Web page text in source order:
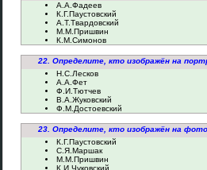
А.А.Фадеев
К.Г.Паустовский
А.Т.Твардовский
М.М.Пришвин
К.М.Симонов
22. Определите, кто изображён на
Н.С.Лесков
А.А.Фет
Ф.И.Тютчев
В.А.Жуковский
Ф.М.Достоевский
23. Определите, кто изображён на
К.Г.Паустовский
С.Я.Маршак
М.М.Пришвин
К.И.Чуковский